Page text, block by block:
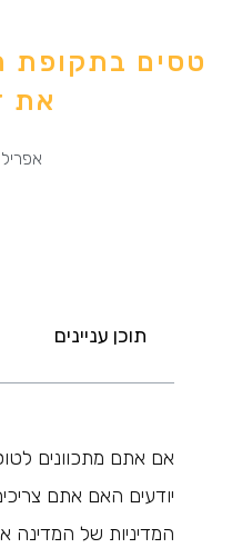
טסים בתקופת
את
אפריל 20, 2022
תוכן עניינים
אם אתם מתכוונים
יודעים האם אתם
המדיניות של